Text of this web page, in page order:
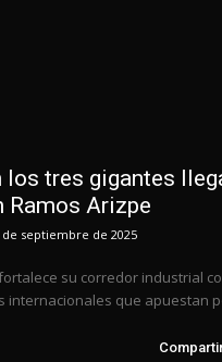
los tres gigantes
Ramos Arizpe
de septiembre de 2025
su corredor industrial
internacionales que apuestan